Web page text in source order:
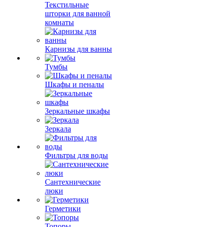
Текстильные
шторки для ванной
комнаты
Карнизы для ванны
Тумбы
Шкафы и пеналы
Зеркальные шкафы
Зеркала
Фильтры для воды
Сантехнические
люки
Герметики